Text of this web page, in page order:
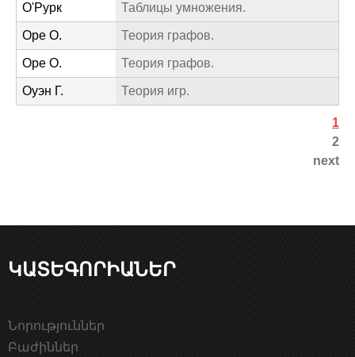
О'Рурк Таблицы умножения.
Оре О. Теория графов.
Оре О. Теория графов.
Оуэн Г. Теория игр.
ր
1
2
next
ԿԱՏԵԳՈՐԻԱՆԵՐ
Նորություններ
Բաժիններ